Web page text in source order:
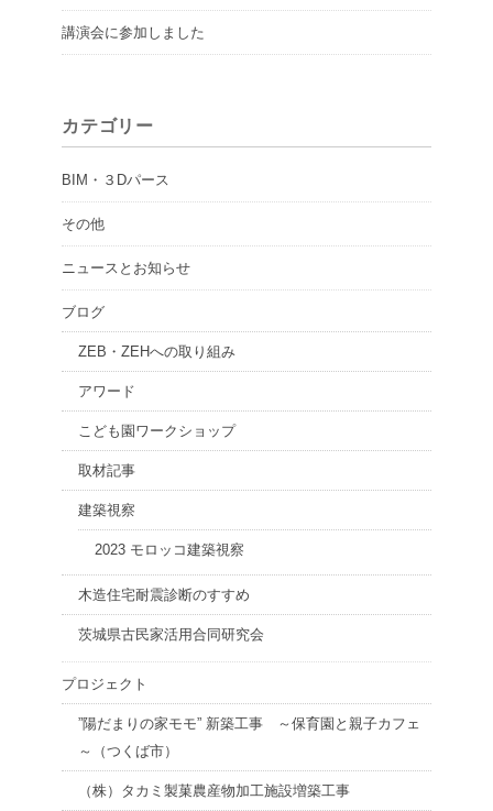
講演会に参加しました
カテゴリー
BIM・３Dパース
その他
ニュースとお知らせ
ブログ
ZEB・ZEHへの取り組み
アワード
こども園ワークショップ
取材記事
建築視察
2023 モロッコ建築視察
木造住宅耐震診断のすすめ
茨城県古民家活用合同研究会
プロジェクト
”陽だまりの家モモ” 新築工事 ～保育園と親子カフェ
～（つくば市）
（株）タカミ製菓農産物加工施設増築工事